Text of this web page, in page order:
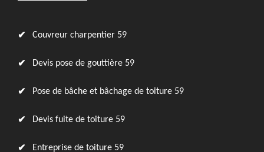
Couvreur charpentier 59
Devis pose de gouttière 59
Pose de bâche et bâchage de toiture 59
Devis fuite de toiture 59
Entreprise de toiture 59